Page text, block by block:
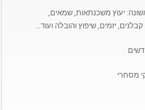
יעוץ משכנתאות, שמאים,
יזמים, שיפוץ והובלה ועוד…
מסחרי